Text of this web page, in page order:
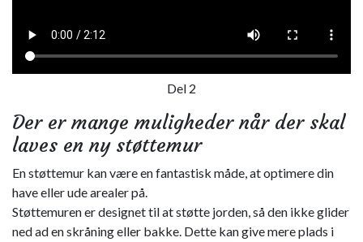
Del 2
Der er mange muligheder når der skal
laves en ny støttemur
En støttemur kan være en fantastisk måde, at optimere din
have eller ude arealer på.
Støttemuren er designet til at støtte jorden, så den ikke glider
ned ad en skråning eller bakke. Dette kan give mere plads i